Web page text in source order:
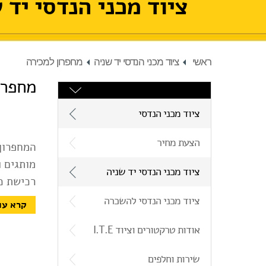
ראשי ציוד מכני הנדסי יד שניה מחפרון למכירה
קרא
ציוד מכני הנדסי
הצעת מחיר
ציוד מכני הנדסי יד שניה
ציוד מכני הנדסי להשכרה
אודות טרקטורים וציוד I.T.E
שירות וחלפים